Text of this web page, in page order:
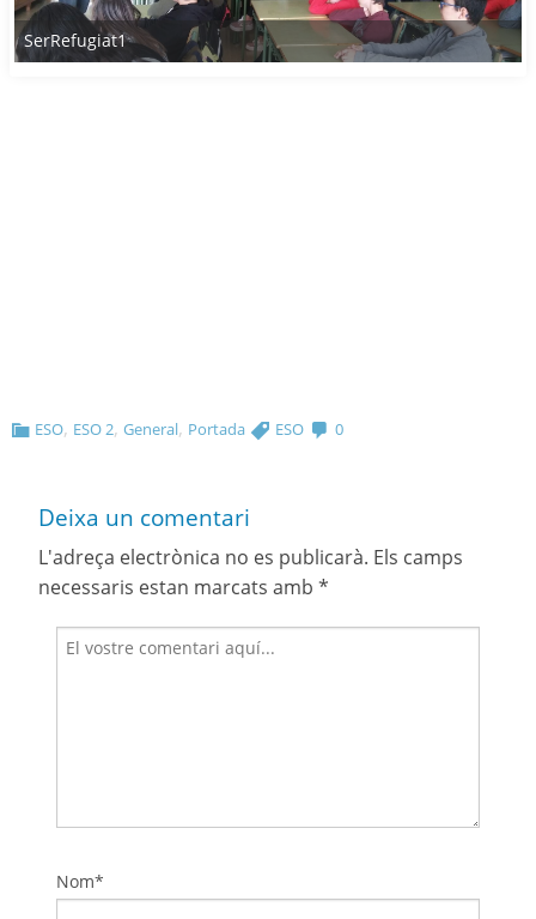
SerRefugiat1
ESO, ESO 2,General, Portada ESO 0
Deixa un comentari
L'adreça electrònica no es publicarà. Els camps
necessaris estan marcats amb *
Nom*